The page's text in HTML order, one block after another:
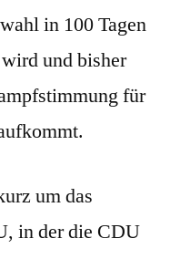
in 100 Tagen
und bisher
für
um das
in der die CDU